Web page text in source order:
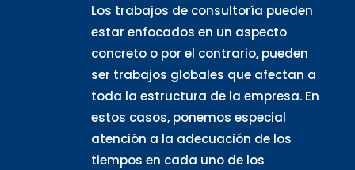
Los trabajos de consultoría pueden
estar enfocados en un aspecto
concreto o por el contrario, pueden
ser trabajos globales que afectan a
toda la estructura de la empresa. En
estos casos, ponemos especial
atención a la adecuación de los
tiempos en cada uno de los